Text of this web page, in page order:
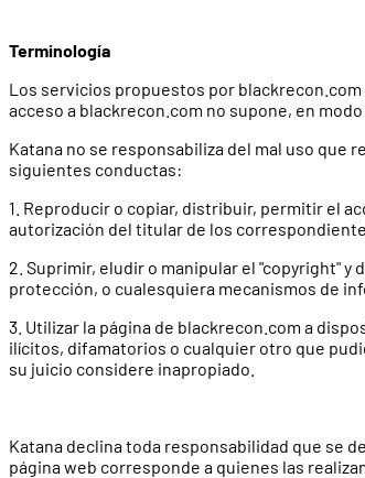
Terminología
Los servicios propuestos por
acceso a blackrecon.com no supone, en
Katana no se responsabiliza del mal uso que
siguientes conductas:
1. Reproducir o copiar, distribuir, permitir el
autorización del titular de los
2. Suprimir, eludir o manipular el "copyright"
protección, o cualesquiera mecanismos de
3. Utilizar la página de blackrecon.com a
ilícitos, difamatorios o cualquier otro que
su juicio considere inapropiado.
Katana declina toda responsabilidad que se
página web corresponde a quienes las